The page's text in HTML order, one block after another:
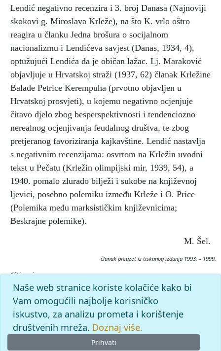
Lendić negativno recenzira i 3. broj Danasa (Najnoviji
skokovi g. Miroslava Krleže), na što K. vrlo oštro
reagira u članku Jedna brošura o socijalnom
nacionalizmu i Lendićeva savjest (Danas, 1934, 4),
optužujući Lendića da je običan lažac. Lj. Maraković
objavljuje u Hrvatskoj straži (1937, 62) članak Krležine
Balade Petrice Kerempuha (prvotno objavljen u
Hrvatskoj prosvjeti), u kojemu negativno ocjenjuje
čitavo djelo zbog besperspektivnosti i tendenciozno
nerealnog ocjenjivanja feudalnog društva, te zbog
pretjeranog favoriziranja kajkavštine. Lendić nastavlja
s negativnim recenzijama: osvrtom na Krležin uvodni
tekst u Pečatu (Krležin olimpijski mir, 1939, 54), a
1940. pomalo zlurado bilježi i sukobe na književnoj
ljevici, posebno polemiku između Krleže i O. Price
(Polemika među marksističkim književnicima;
Beskrajne polemike).
M. Šel.
članak preuzet iz tiskanog izdanja 1993. – 1999.
Citiranje:
HRVATSKA STRAŽA.Krležijana (1993–99), mrežno izdanje.
Leksikografski zavod Miroslav Krleža, 2026. Pristupljeno
6.8.2026. <https://krlezijana.lzmk.hr/clanak/hrvatska-
straza>.
Naše web stranice koriste kolačiće kako bi
Vam omogućili najbolje korisničko
iskustvo, za analizu prometa i korištenje
društvenih mreža. Doznaj više.
Prihvati